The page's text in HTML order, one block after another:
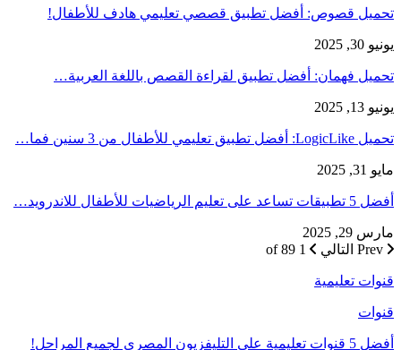
تحميل قصوص: أفضل تطبيق قصصي تعليمي هادف للأطفال!
يونيو 30, 2025
تحميل فهمان: أفضل تطبيق لقراءة القصص باللغة العربية…
يونيو 13, 2025
تحميل LogicLike: أفضل تطبيق تعليمي للأطفال من 3 سنين فما…
مايو 31, 2025
أفضل 5 تطبيقات تساعد على تعليم الرياضيات للأطفال للاندرويد…
مارس 29, 2025
التالي 1 of 89
قنوات تعليمية
قنوات
أفضل 5 قنوات تعليمية على التليفزيون المصري لجميع المراحل!